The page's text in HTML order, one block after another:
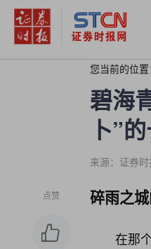
您当前的位置
碧海
卜”
来源：证券
点赞 碎雨之
在那